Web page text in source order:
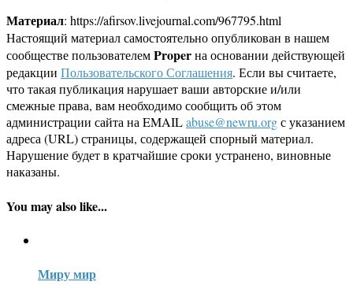
Материал: https://afirsov.livejournal.com/967795.html
Настоящий материал самостоятельно опубликован в нашем
сообществе пользователемProperна основании действующей
редакции Пользовательского Соглашения. Если вы считаете,
что такая публикация нарушает ваши авторские и/или
смежные права, вам необходимо сообщить об этом
администрации сайта на EMAILabuse@newru.orgс указанием
адреса (URL) страницы, содержащей спорный материал.
Нарушение будет в кратчайшие сроки устранено, виновные
наказаны.
You may also like...
Миру мир